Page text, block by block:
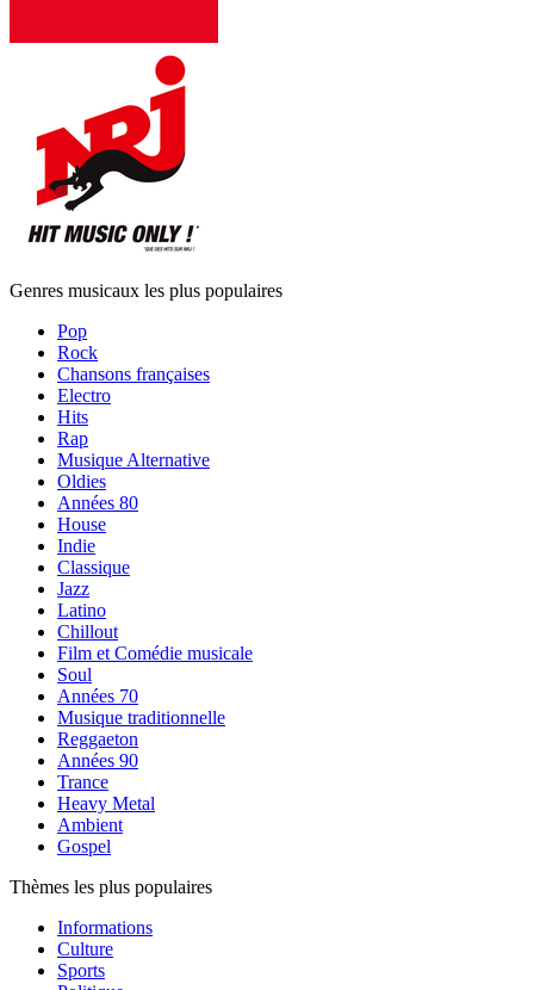
Genres musicaux les plus populaires
Pop
Rock
Chansons françaises
Electro
Hits
Rap
Musique Alternative
Oldies
Années 80
House
Indie
Classique
Jazz
Latino
Chillout
Film et Comédie musicale
Soul
Années 70
Musique traditionnelle
Reggaeton
Années 90
Trance
Heavy Metal
Ambient
Gospel
Thèmes les plus populaires
Informations
Culture
Sports